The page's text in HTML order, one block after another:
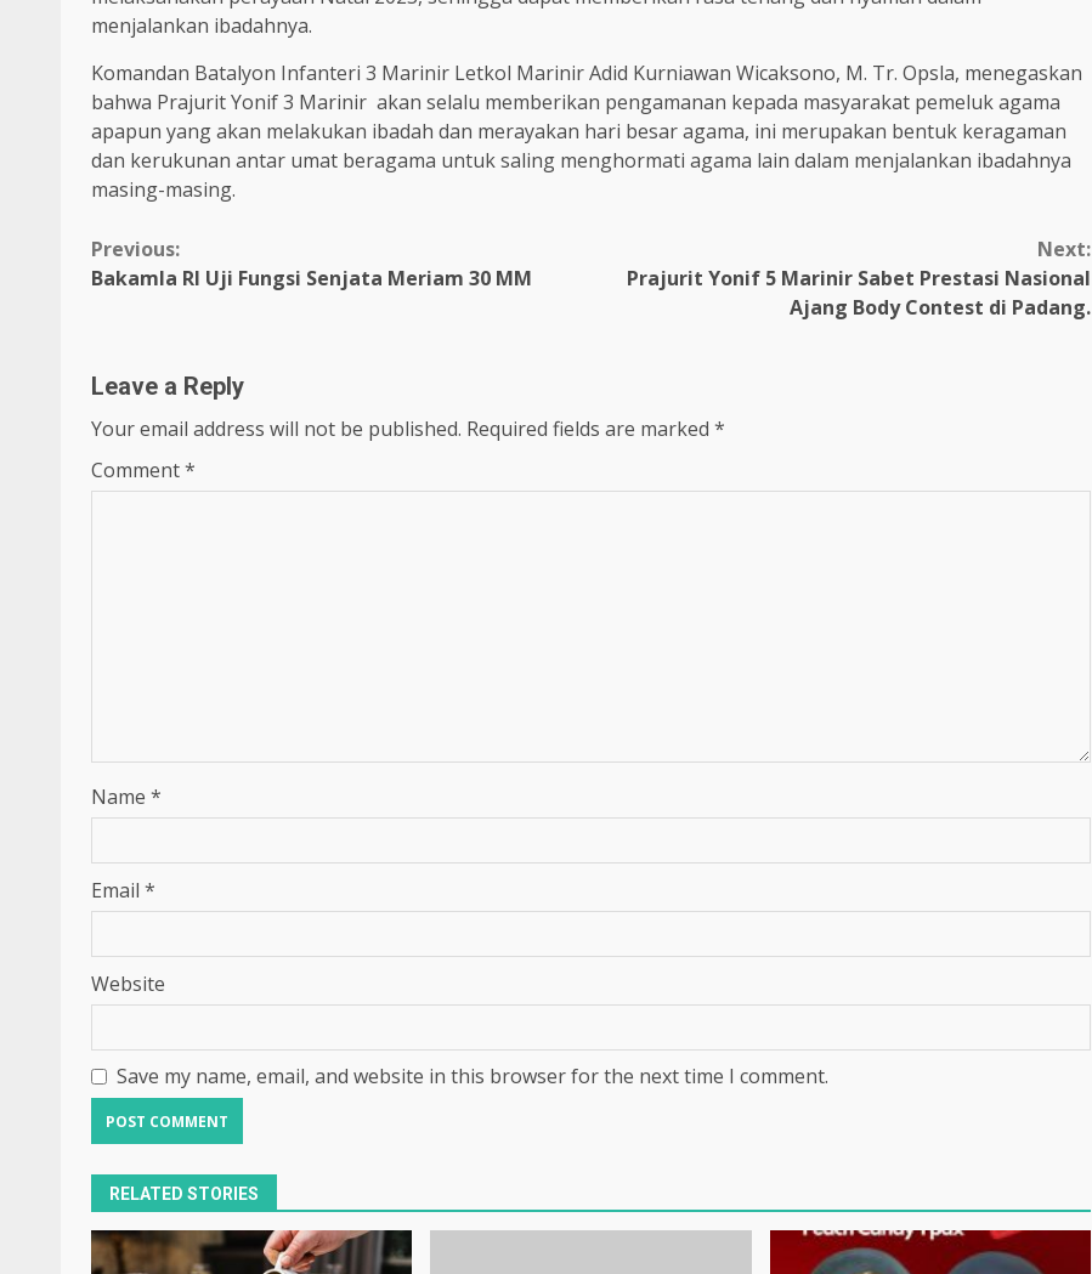
menjalankan ibadahnya.
Komandan Batalyon Infanteri 3 Marinir Letkol Marinir Adid Kurniawan Wicaksono, M. Tr. Opsla, menegaskan
bahwa Prajurit Yonif 3 Marinir akan selalu memberikan pengamanan kepada masyarakat pemeluk agama
apapun yang akan melakukan ibadah dan merayakan hari besar agama, ini merupakan bentuk keragaman
dan kerukunan antar umat beragama untuk saling menghormati agama lain dalam menjalankan ibadahnya
masing-masing.
Continue
Reading
Previous:
Bakamla RI Uji Fungsi Senjata Meriam 30 MM
Next:
Prajurit Yonif 5 Marinir Sabet Prestasi Nasional
Ajang Body Contest di Padang.
Leave a Reply
Your email address will not be published. Required fields are marked *
Comment*
Name *
Email *
Website
Save my name, email, and website in this browser for the next time I comment.
RELATED STORIES